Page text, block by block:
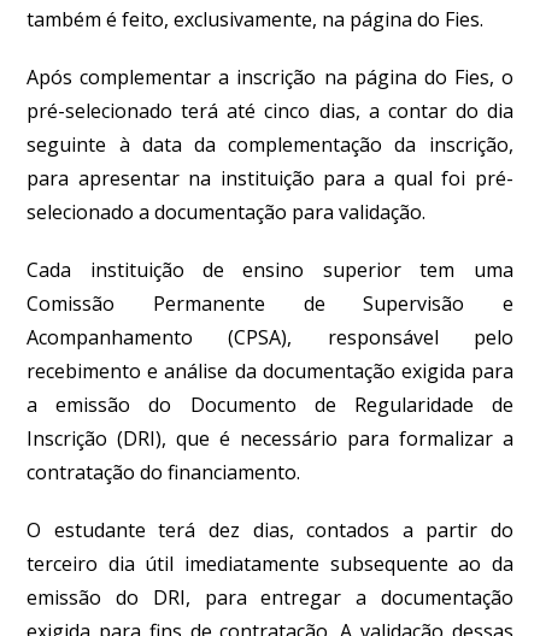
também é feito, exclusivamente, na página do Fies.
Após complementar a inscrição na página do Fies, o
pré-selecionado terá até cinco dias, a contar do dia
seguinte à data da complementação da inscrição,
para apresentar na instituição para a qual foi pré-
selecionado a documentação para validação.
Cada instituição de ensino superior tem uma
Comissão Permanente de Supervisão e
Acompanhamento (CPSA), responsável pelo
recebimento e análise da documentação exigida para
a emissão do Documento de Regularidade de
Inscrição (DRI), que é necessário para formalizar a
contratação do financiamento.
O estudante terá dez dias, contados a partir do
terceiro dia útil imediatamente subsequente ao da
emissão do DRI, para entregar a documentação